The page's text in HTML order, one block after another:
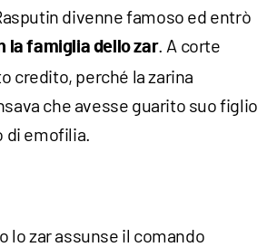
divenne famoso ed entrò
la famiglia dello zar. A corte
credito, perché la zarina
che avesse guarito suo figlio
di emofilia.
lo zar assunse il comando